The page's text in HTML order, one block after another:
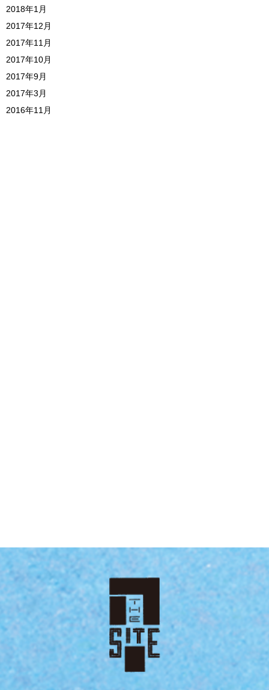
2018年1月
2017年12月
2017年11月
2017年10月
2017年9月
2017年3月
2016年11月